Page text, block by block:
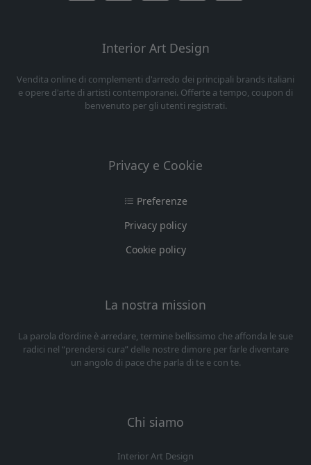
Interior Art Design
Vendita online di complementi d'arredo dei principali brands italiani
e opere d'arte di artisti contemporanei. Offerte a tempo, coupon di
benvenuto per gli utenti registrati.
Privacy e Cookie
Preferenze
Privacy policy
Cookie policy
La nostra mission
La parola d’ordine è arredare, termine bellissimo che affonda le sue
radici nel “prendersi cura” delle nostre dimore per farle diventare
un angolo di pace che parla di te e con te.
Chi siamo
Interior Art Design